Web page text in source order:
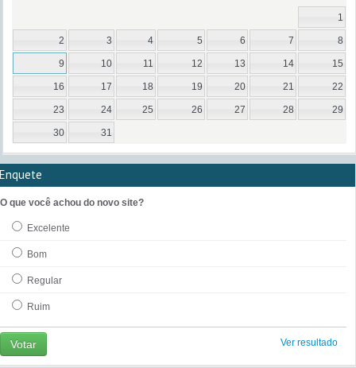
1
2 3 4 5 6 7 8
9 10 11 12 13 14 15
16 17 18 19 20 21 22
23 24 25 26 27 28 29
30 31
Enquete
O que você achou do novo site?
Excelente
Bom
Regular
Ruim
Votar Ver resultado